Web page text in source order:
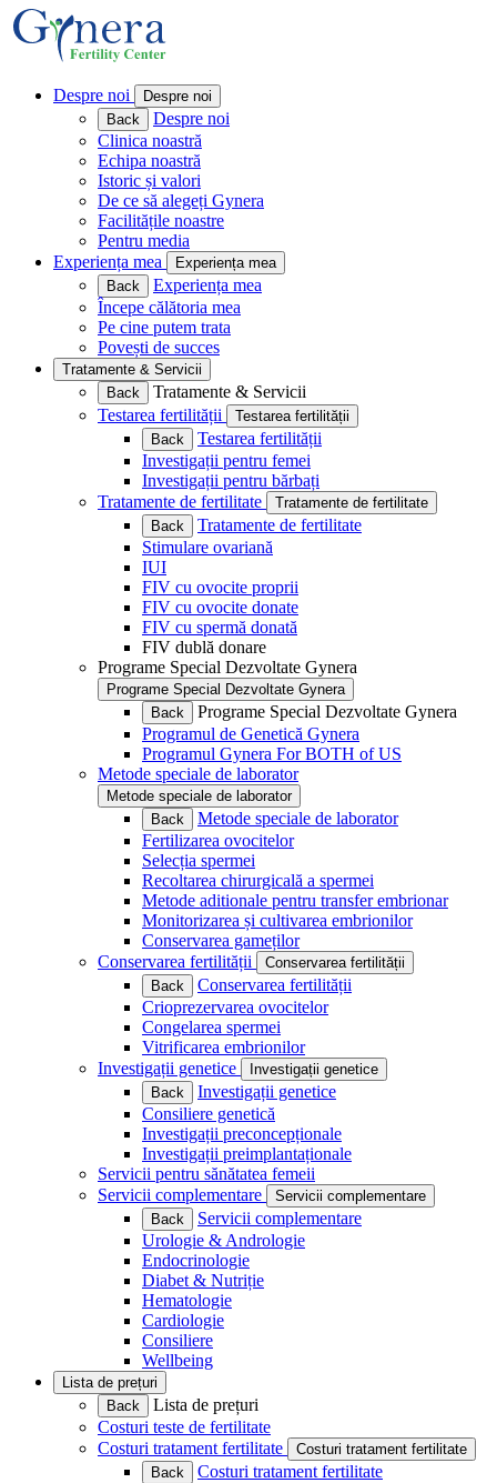
Despre noi
Despre noi
Back
Despre noi
Clinica noastră
Echipa noastră
Istoric și valori
De ce să alegeți Gynera
Facilitățile noastre
Pentru media
Experiența mea
Experiența mea
Back
Experiența mea
Începe călătoria mea
Pe cine putem trata
Povești de succes
Tratamente & Servicii
Back
Tratamente & Servicii
Testarea fertilității
Testarea fertilității
Back
Testarea fertilității
Investigații pentru femei
Investigații pentru bărbați
Tratamente de fertilitate
Tratamente de fertilitate
Back
Tratamente de fertilitate
Stimulare ovariană
IUI
FIV cu ovocite proprii
FIV cu ovocite donate
FIV cu spermă donată
FIV dublă donare
Programe Special Dezvoltate Gynera
Programe Special Dezvoltate Gynera
Back
Programe Special Dezvoltate Gynera
Programul de Genetică Gynera
Programul Gynera For BOTH of US
Metode speciale de laborator
Metode speciale de laborator
Back
Metode speciale de laborator
Fertilizarea ovocitelor
Selecția spermei
Recoltarea chirurgicală a spermei
Metode aditionale pentru transfer embrionar
Monitorizarea și cultivarea embrionilor
Conservarea gameților
Conservarea fertilității
Conservarea fertilității
Back
Conservarea fertilității
Crioprezervarea ovocitelor
Congelarea spermei
Vitrificarea embrionilor
Investigații genetice
Investigații genetice
Back
Investigații genetice
Consiliere genetică
Investigații preconcepționale
Investigații preimplantaționale
Servicii pentru sănătatea femeii
Servicii complementare
Servicii complementare
Back
Servicii complementare
Urologie & Andrologie
Endocrinologie
Diabet & Nutriție
Hematologie
Cardiologie
Consiliere
Wellbeing
Lista de prețuri
Back
Lista de prețuri
Costuri teste de fertilitate
Costuri tratament fertilitate
Costuri tratament fertilitate
Back
Costuri tratament fertilitate